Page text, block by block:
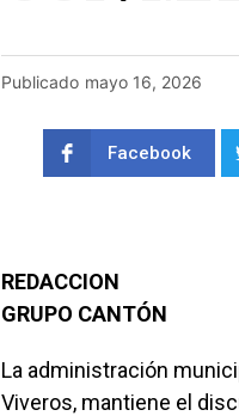
Publicado mayo 16, 2026
Facebook
REDACCION
GRUPO CANTÓN
La administración
Viveros, mantiene el